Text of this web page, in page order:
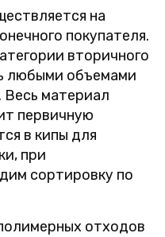
на
покупателя.
вторичного
любыми объемами
Весь материал
первичную
в кипы для
при
сортировку по
отходов